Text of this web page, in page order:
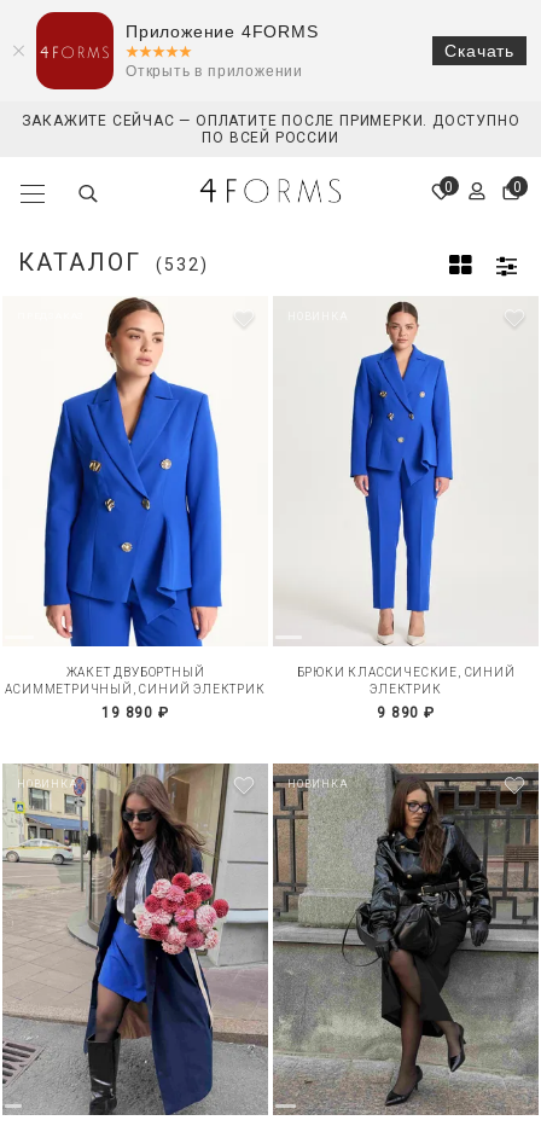
ЗАКАЖИТЕ СЕЙЧАС — ОПЛАТИТЕ ПОСЛЕ ПРИМЕРКИ. ДОСТУПНО
ПО ВСЕЙ РОССИИ
0 0
КАТАЛОГ (532)
ЖАКЕТ ДВУБОРТНЫЙ
АСИММЕТРИЧНЫЙ, СИНИЙ ЭЛЕКТРИК
19 890 ₽
БРЮКИ КЛАССИЧЕСКИЕ, СИНИЙ
ЭЛЕКТРИК
9 890 ₽
НОВИНКА НОВИНКА
Приложение 4FORMS
Открыть в приложении
Скачать